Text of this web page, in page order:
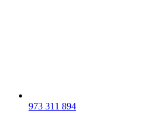
973 311 894